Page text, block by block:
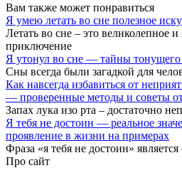
Вам также может понравиться
Я умею летать во сне полезное
Летать во сне – это великолепное
приключение
Я утонул во сне — тайны
Сны всегда были загадкой для
Как навсегда избавиться от
— проверенные методы и советы от
Запах лука изо рта – достаточно
Я тебя не достоин — реальное
проявление в жизни на примерах
Фраза «я тебя не достоин»
Про сайт